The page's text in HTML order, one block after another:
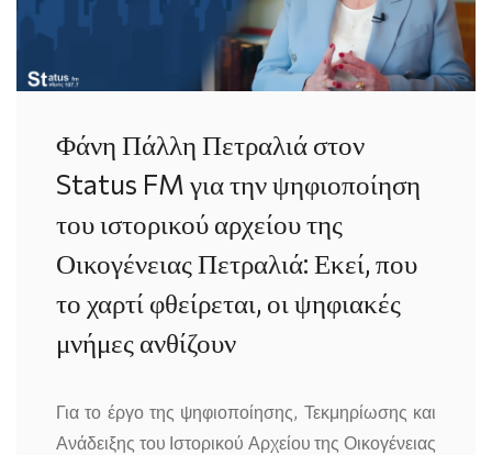
Φάνη Πάλλη Πετραλιά στον
Status FM για την ψηφιοποίηση
του ιστορικού αρχείου της
Οικογένειας Πετραλιά: Εκεί, που
το χαρτί φθείρεται, οι ψηφιακές
μνήμες ανθίζουν
Για το έργο της ψηφιοποίησης, Τεκμηρίωσης και
Ανάδειξης του Ιστορικού Αρχείου της Οικογένειας